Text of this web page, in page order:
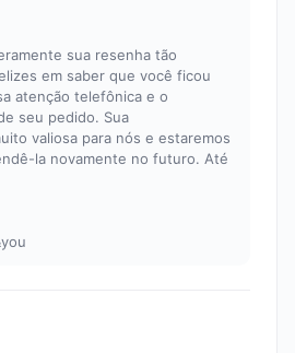
sua resenha tão
em saber que você ficou
atenção telefônica e o
seu pedido. Sua
valiosa para nós e estaremos
la novamente no futuro. Até